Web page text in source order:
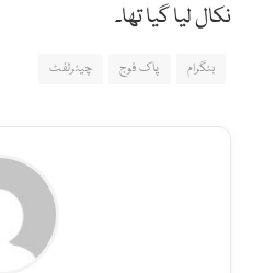
نکال لیا گیا تھا۔
بٹگرام پاک فوج چیئرلفٹ